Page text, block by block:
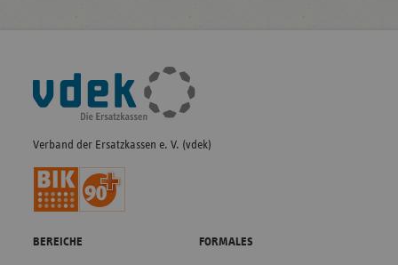
Fußleisten-
Navigation
Verband der Ersatzkassen e. V. (vdek)
BEREICHE FORMALES